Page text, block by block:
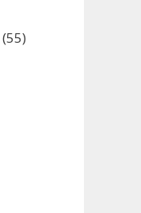
(55)